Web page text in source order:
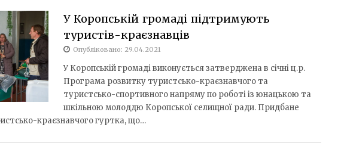
У Коропській громаді підтримують
туристів-краєзнавців
Опубліковано: 29.04.2021
У Коропській громаді виконується затверджена в січні ц.р.
Програма розвитку туристсько-краєзнавчого та
туристсько-спортивного напряму по роботі із юнацькою та
шкільною молоддю Коропської селищної ради. Придбане
краєзнавчого гуртка, що…